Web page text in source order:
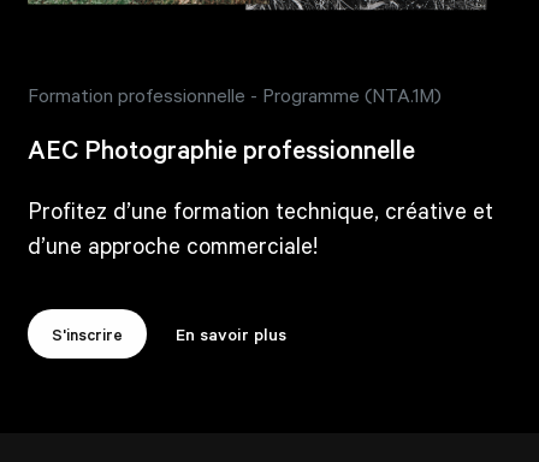
Formation professionnelle - Programme (NTA.1M)
AEC Photographie professionnelle
Profitez d’une formation technique, créative et
d’une approche commerciale!
S'inscrire En savoir plus